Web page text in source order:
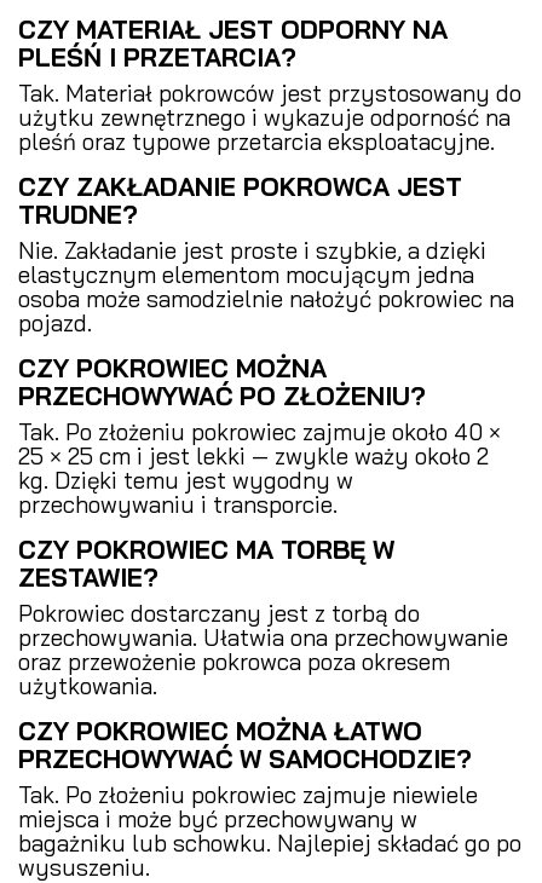
CZY MATERIAŁ JEST ODPORNY NA
PLEŚŃ I PRZETARCIA?
Tak. Materiał pokrowców jest przystosowany do
użytku zewnętrznego i wykazuje odporność na
pleśń oraz typowe przetarcia eksploatacyjne.
CZY ZAKŁADANIE POKROWCA JEST
TRUDNE?
Nie. Zakładanie jest proste i szybkie, a dzięki
elastycznym elementom mocującym jedna
osoba może samodzielnie nałożyć pokrowiec na
pojazd.
CZY POKROWIEC MOŻNA
PRZECHOWYWAĆ PO ZŁOŻENIU?
Tak. Po złożeniu pokrowiec zajmuje około 40 ×
25 × 25 cm i jest lekki — zwykle waży około 2
kg. Dzięki temu jest wygodny w
przechowywaniu i transporcie.
CZY POKROWIEC MA TORBĘ W
ZESTAWIE?
Pokrowiec dostarczany jest z torbą do
przechowywania. Ułatwia ona przechowywanie
oraz przewożenie pokrowca poza okresem
użytkowania.
CZY POKROWIEC MOŻNA ŁATWO
PRZECHOWYWAĆ W SAMOCHODZIE?
Tak. Po złożeniu pokrowiec zajmuje niewiele
miejsca i może być przechowywany w
bagażniku lub schowku. Najlepiej składać go po
wysuszeniu.